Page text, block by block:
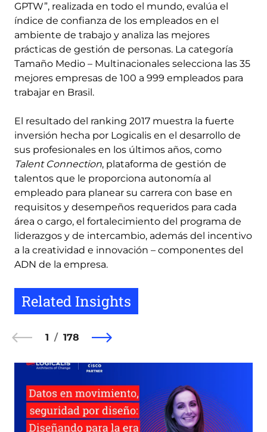
GPTW”, realizada en todo el mundo, evalúa el
índice de confianza de los empleados en el
ambiente de trabajo y analiza las mejores
prácticas de gestión de personas. La categoría
Tamaño Medio – Multinacionales selecciona las 35
mejores empresas de 100 a 999 empleados para
trabajar en Brasil.
El resultado del ranking 2017 muestra la fuerte
inversión hecha por Logicalis en el desarrollo de
sus profesionales en los últimos años, como
Talent Connection, plataforma de gestión de
talentos que le proporciona autonomía al
empleado para planear su carrera con base en
requisitos y desempeños requeridos para cada
área o cargo, el fortalecimiento del programa de
liderazgos y de intercambio, además del incentivo
a la creatividad e innovación – componentes del
ADN de la empresa.
Related Insights
1 178